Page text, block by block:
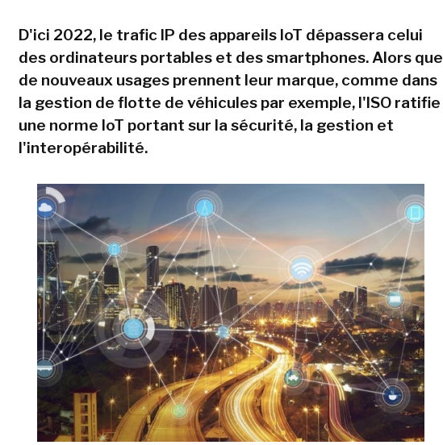
D'ici 2022, le trafic IP des appareils IoT dépassera celui
des ordinateurs portables et des smartphones. Alors que
de nouveaux usages prennent leur marque, comme dans
la gestion de flotte de véhicules par exemple, l'ISO ratifie
une norme IoT portant sur la sécurité, la gestion et
l'interopérabilité.